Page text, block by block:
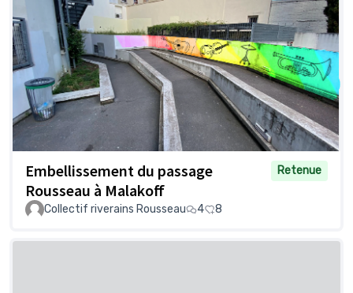
Embellissement du passage
Rousseau à Malakoff
Retenue
Collectif riverains Rousseau 4 8